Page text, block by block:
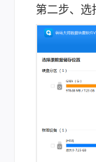
第二步、选